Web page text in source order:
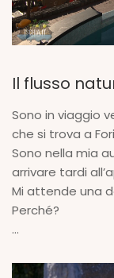
Il flusso
Sono in viaggio
che si trova a
Sono nella mia
arrivare tardi
Mi attende una
Perché?
...